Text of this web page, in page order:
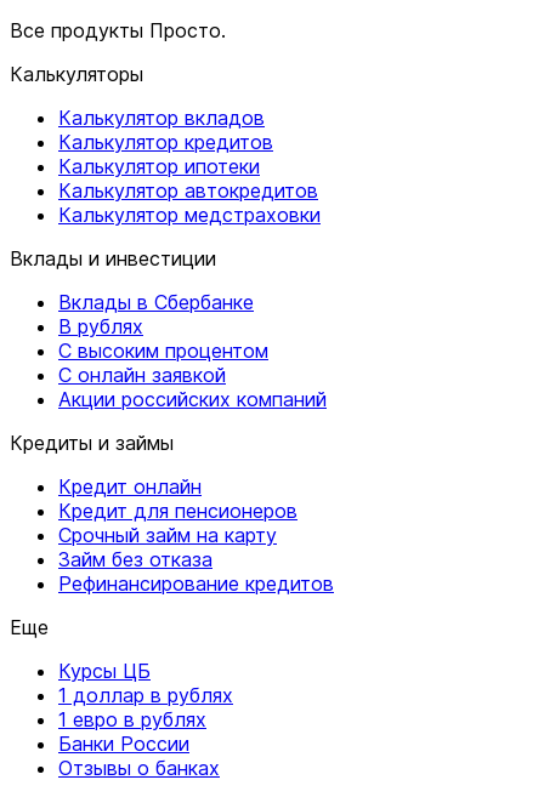
Все продукты Просто.
Калькуляторы
Калькулятор вкладов
Калькулятор кредитов
Калькулятор ипотеки
Калькулятор автокредитов
Калькулятор медстраховки
Вклады и инвестиции
Вклады в Сбербанке
В рублях
С высоким процентом
С онлайн заявкой
Акции российских компаний
Кредиты и займы
Кредит онлайн
Кредит для пенсионеров
Срочный займ на карту
Займ без отказа
Рефинансирование кредитов
Еще
Курсы ЦБ
1 доллар в рублях
1 евро в рублях
Банки России
Отзывы о банках